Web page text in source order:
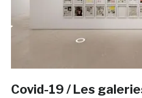
Covid-19 / Les